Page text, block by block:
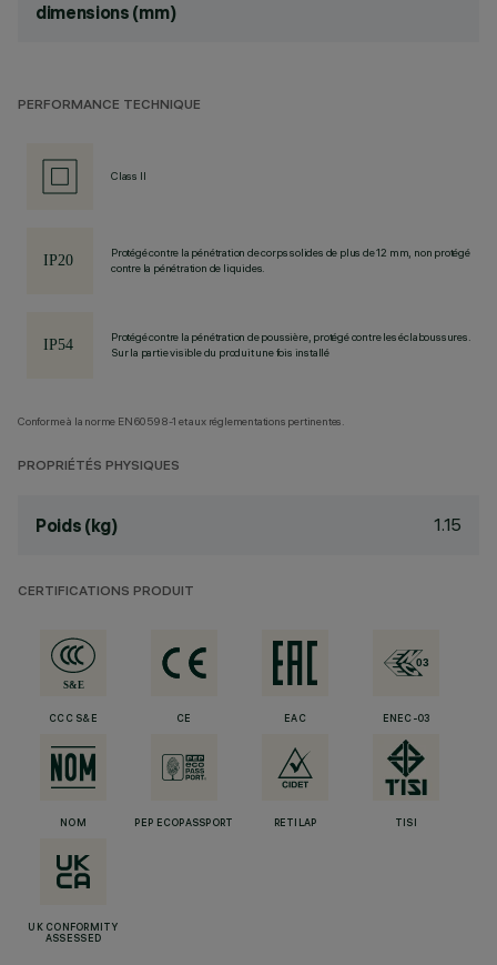
dimensions (mm)
PERFORMANCE TECHNIQUE
Class II
Protégé contre la pénétration de corps solides de plus de 12 mm, non protégé
contre la pénétration de liquides.
Protégé contre la pénétration de poussière, protégé contre les éclaboussures.
Sur la partie visible du produit une fois installé
Conforme à la norme EN60598-1 et aux réglementations pertinentes.
PROPRIÉTÉS PHYSIQUES
Poids (kg) 1.15
CERTIFICATIONS PRODUIT
CCC S&E CE EAC ENEC-03
NOM PEP ECOPASSPORT RETILAP TISI
UK CONFORMITY
ASSESSED